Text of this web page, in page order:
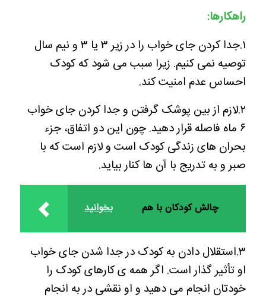
راهکارها:
۱.جدا کردن جای خواب را در زیر ۳ یا ۳ و نیم سال
توصیه نمی کنیم. زیرا سبب می شود که کودک
احساس عدم امنیت کند.
۲.لازم از بین پوشک گرفتن و جدا کردن جای خواب
۶ ماه فاصله قرار دهید. چون این دو اتفاق، جزء
بحران های زندگی کودک است و لازم است که با
صبر و به تدریج با آن ها کنار بیاید.
بخوانید چالش کودکان با هم
۳.استقلال دادن به کودک در جدا شدن جای خواب
او تأثیر گذار است. اگر همه ی کارهای کودک را
خودتان انجام می دهید و او نقشی در به انجام